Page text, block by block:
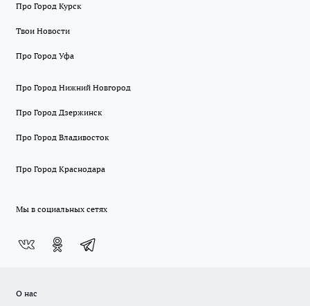
Про Город Курск
Твои Новости
Про Город Уфа
Про Город Нижний Новгород
Про Город Дзержинск
Про Город Владивосток
Про Город Краснодара
Мы в социальных сетях
О нас